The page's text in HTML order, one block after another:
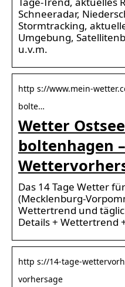
Schneeradar,
Stormtracking,
Umgebung,
u.v.m.
http s://www.mein-
bolte…
Wetter
boltenhagen
Das 14 Tage Wetter
(Mecklenburg-
Wettertrend und
Details + Wettertrend
http s://14-tage-
vorhersage